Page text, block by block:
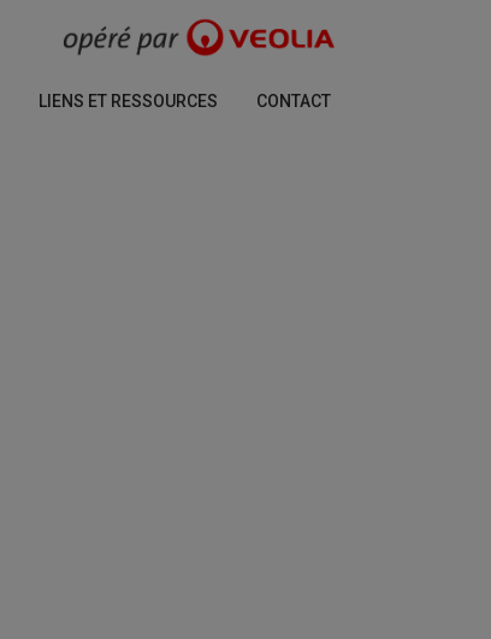
LIENS ET RESSOURCES CONTACT